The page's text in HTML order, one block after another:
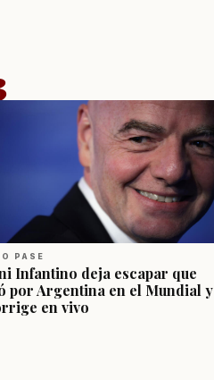
PASE
Infantino deja escapar que
por Argentina en el Mundial y
en vivo